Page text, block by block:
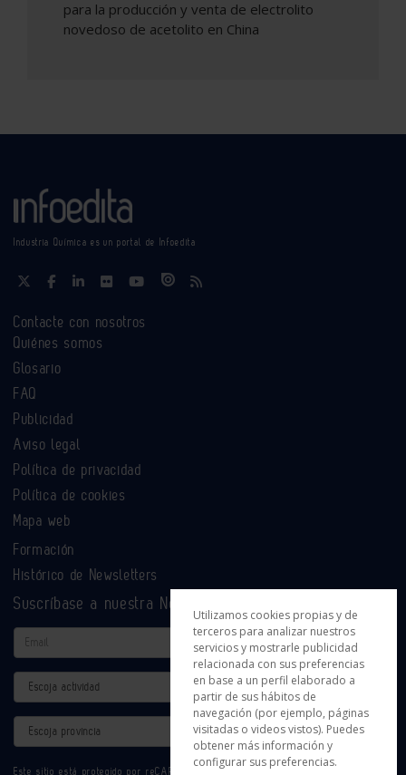
para la producción y venta de electrolito
novedoso de acetolito en China
Industria Química es un portal de Infoedita
Contacte con nosotros
Quiénes somos
Glosario
FAQ
Publicidad
Aviso legal
Política de privacidad
Política de cookies
Mapa web
Formación
Histórico de Newsletters
Suscríbase a nuestra Newsletter
Email
Actividad
Provincia
Este sitio está protegido por reCAPTCHA y se aplican la
Utilizamos cookies propias y de
terceros para analizar nuestros
servicios y mostrarle publicidad
relacionada con sus preferencias
en base a un perfil elaborado a
partir de sus hábitos de
navegación (por ejemplo, páginas
visitadas o videos vistos). Puedes
obtener más información y
configurar sus preferencias.